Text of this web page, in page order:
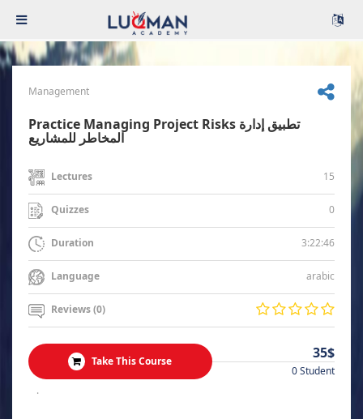
Management
Practice Managing Project Risks تطبيق إدارة
المخاطر للمشاريع
Lectures 15
Quizzes 0
Duration 3:22:46
Language arabic
Reviews (0)
Take This Course 35$
0 Student
.